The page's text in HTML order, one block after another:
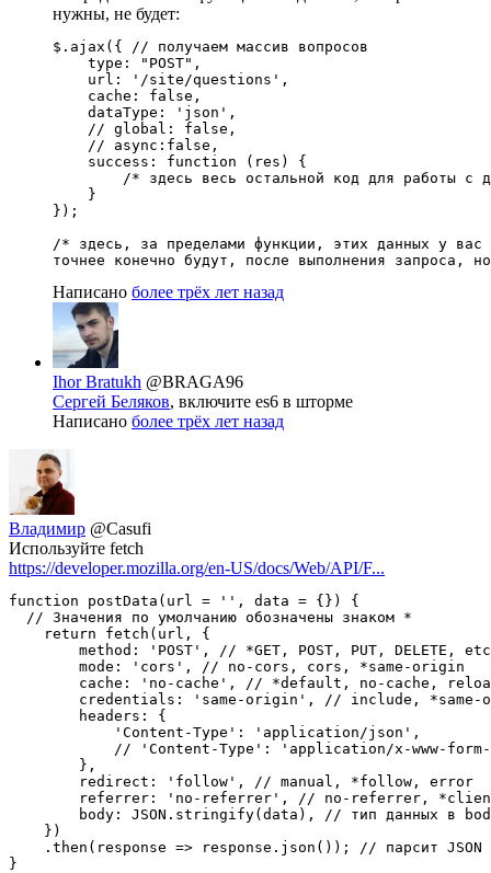
нужны, не будет:
$.ajax({ // получаем массив вопросов
    type: "POST",
    url: '/site/questions',
    cache: false,
    dataType: 'json',
    // global: false,
    // async:false,
    success: function (res) {
/* здесь весь остальной код для работы с
    }
});
/* здесь, за пределами функции, этих данных у вас
точнее конечно будут, после выполнения запроса,
Написано более трёх лет назад
Ihor Bratukh @BRAGA96
Сергей Беляков, включите es6 в шторме
Написано более трёх лет назад
Владимир @Casufi
Используйте fetch
https://developer.mozilla.org/en-US/docs/Web/API/F...
function postData(url = '', data = {}) {
  // Значения по умолчанию обозначены знаком *
    return fetch(url, {
method: 'POST', // *GET, POST, PUT, DELETE,
        mode: 'cors', // no-cors, cors, *same-origin
cache: 'no-cache', // *default, no-cache,
credentials: 'same-origin', // include, *same-
        headers: {
            'Content-Type': 'application/json',
// 'Content-Type': 'application/x-www-
        },
        redirect: 'follow', // manual, *follow, error
referrer: 'no-referrer', // no-referrer,
body: JSON.stringify(data), // тип данных в
    })
.then(response => response.json()); // парсит JSON
}